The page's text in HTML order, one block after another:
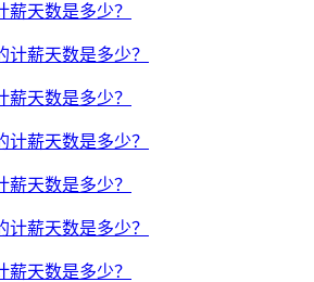
薪天数是多少？
薪天数是多少？
薪天数是多少？
薪天数是多少？